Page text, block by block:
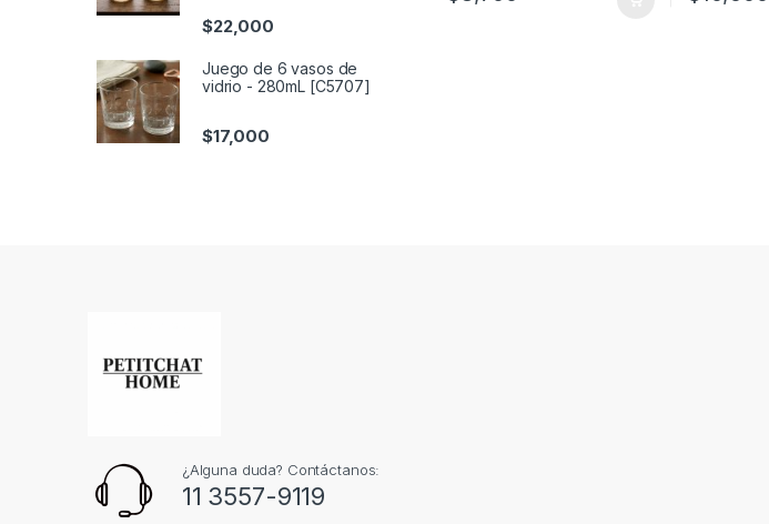
$22,000
Juego de 6 vasos de
vidrio - 280mL [C5707]
$17,000
¿Alguna duda? Contáctanos:
11 3557-9119